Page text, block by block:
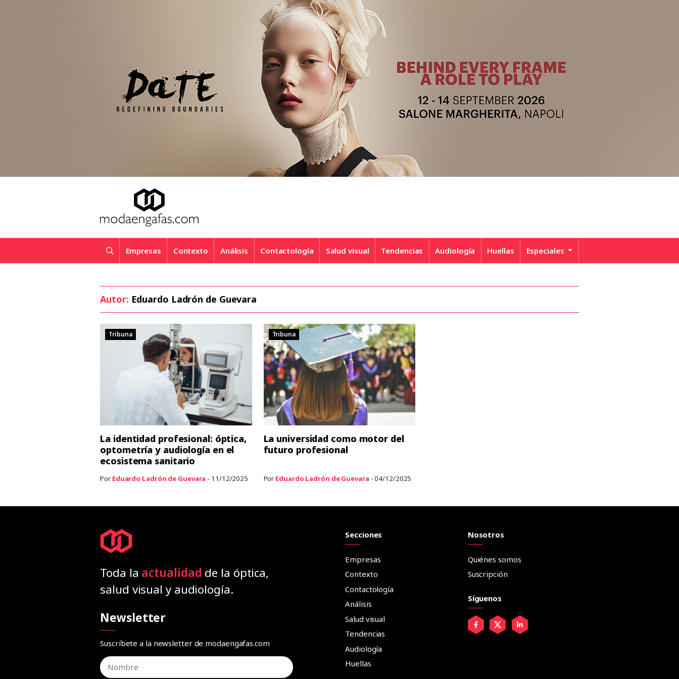
Empresas Contexto Análisis Contactología Salud visual Tendencias Audiología Huellas Especiales
Autor: Eduardo Ladrón de Guevara
Tribuna
La identidad profesional: óptica,
optometría y audiología en el
ecosistema sanitario
Por Eduardo Ladrón de Guevara - 11/12/2025
Tribuna
La universidad como motor del
futuro profesional
Por Eduardo Ladrón de Guevara - 04/12/2025
Toda la actualidad de la óptica,
salud visual y audiología.
Newsletter
Suscríbete a la newsletter de modaengafas.com
Secciones
Empresas
Contexto
Contactología
Análisis
Salud visual
Tendencias
Audiología
Huellas
Nosotros
Quiénes somos
Suscripción
Síguenos